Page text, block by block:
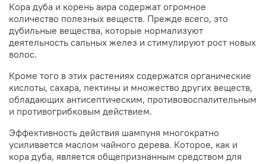
Кора дуба и корень аира содержат огромное
количество полезных веществ. Прежде всего, это
дубильные вещества, которые нормализуют
деятельность сальных желез и стимулируют рост новых
волос.
Кроме того в этих растениях содержатся органические
кислоты, сахара, пектины и множество других веществ,
обладающих антисептическим, противовоспалительным
и противогрибковым действием.
Эффективность действия шампуня многократно
усиливается маслом чайного дерева. Которое, как и
кора дуба, является общепризнанным средством для